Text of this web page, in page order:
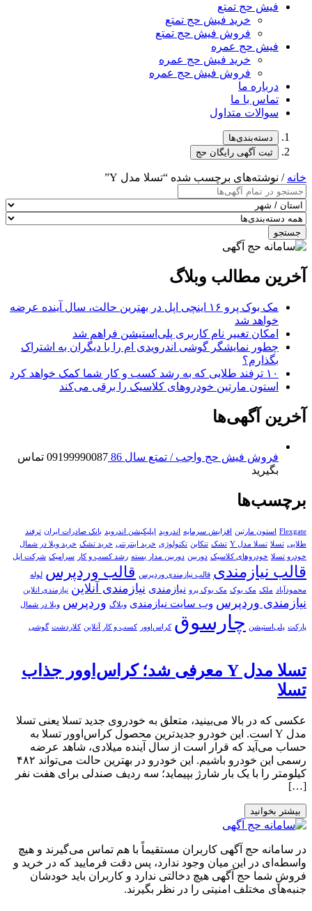
فیش حج تمتع
خرید فیش حج تمتع
فروش فیش حج تمتع
فیش حج عمره
خرید فیش حج عمره
فروش فیش حج عمره
درباره ما
تماس با ما
سوالات متداول
دسته‌بندی‌ها
ثبت آگهی رایگان حج
خانه / نوشته‌های برچسب شده “تسلا مدل Y”
جستجو
آخرین مطالب وبلاگ
مک بوک پرو ۱۶ اینچی اپل در بهترین حالت، سال آینده عرضه
خواهد شد
امکان تغییر نام کاربری پلی‌استیشن فراهم شد
چطور نمایشگر گوشی اندرویدی ام را با دیگران به اشتراک
بگذارم؟
۱۰ ترفند طلایی که به رشد کسب و کار شما کمک خواهد کرد
استون مارتین خودروهای کلاسیک را برقی می‌کند
آخرین آگهی‌ها
فروش فیش حج واجب / تمتع سال 86
09199990087 تماس
بگیرید
برچسب‌ها
Flexgate استون مارتین افزایش سرمایه اندروید اپلیکیشن اندروید بانک صادرات ایران ترفند
طلایی تسلا تسلا مدل Y تشک تنکابن تکنولوژی خرید اینترنتی خرید تشک خرید ویلا در شمال
خودرو تسلا خودروهای کلاسیک دوربین دوربین مدار بسته رشد کسب و کار سرامیک شرکت اپل
قالب نیازمندی قالب نیازمندی وردپرس قالب وردپرس لوله
محمودآباد
ملک مک بوک مک بوک پرو نیازمندی نیازمندی آنلاین نیازمندی انلاین
نیازمندی وردپرس وب سایت نیازمندی وبلاگ وردپرس ویلا در شمال
پارکت پلی‌استیشن چارسوق کراس‌اوور کسب و کار آنلاین کلاردشت گوشی
تسلا مدل Y معرفی شد؛ کراس‌اوور جذاب
تسلا
عکسی که در بالا می‌بینید، متعلق به خودروی جدید تسلا یعنی تسلا
مدل Y است. این خودرو جدیدترین محصول کراس‌اوور تسلا به
حساب می‌آید که قرار است از سال آینده میلادی، شاهد عرضه
رسمی این خودرو باشیم. این خودرو در بهترین حالت می‌تواند ۴۸۲
کیلومتر را با یک بار شارژ بپیماید؛ سه ردیف صندلی برای هفت نفر
[…]
بیشتر بخوانید
در سامانه حج آگهی کاربران مستقیماً با هم تماس می‌گیرند و هیچ
واسطه‌ای در این میان وجود ندارد، پس دقت فرمایید که در خرید و
فروشِ شما حج آگهی هیچ دخالتی ندارد و کاربران باید خودشان
جنبه‌های مختلف امنیتی را در نظر بگیرند.